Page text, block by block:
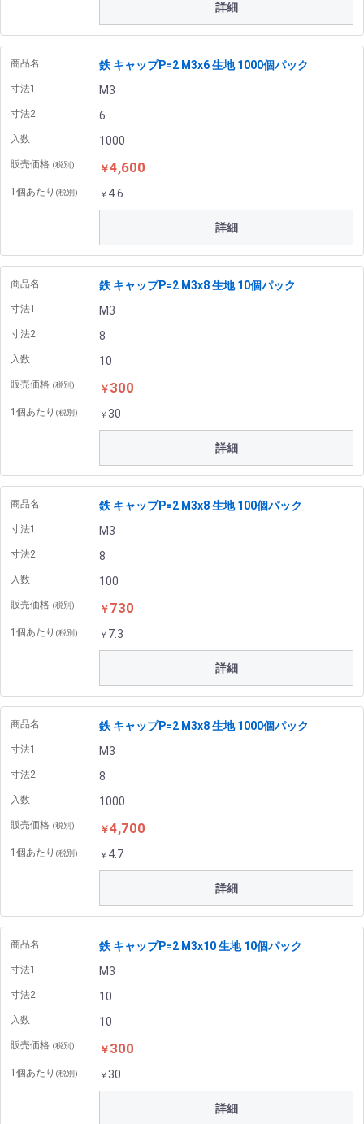
詳細
商品名 鉄 キャップP=2 M3x6 生地 1000個パック
寸法1 M3
寸法2 6
入数 1000
販売価格 (税別) ￥4,600
1個あたり (税別) ￥ 4.6
詳細
商品名 鉄 キャップP=2 M3x8 生地 10個パック
寸法1 M3
寸法2 8
入数 10
販売価格 (税別) ￥ 300
1個あたり (税別) ￥ 30
詳細
商品名 鉄 キャップP=2 M3x8 生地 100個パック
寸法1 M3
寸法2 8
入数 100
販売価格 (税別) ￥ 730
1個あたり (税別) ￥ 7.3
詳細
商品名 鉄 キャップP=2 M3x8 生地 1000個パック
寸法1 M3
寸法2 8
入数 1000
販売価格 (税別) ￥4,700
1個あたり (税別) ￥ 4.7
詳細
商品名 鉄 キャップP=2 M3x10 生地 10個パック
寸法1 M3
寸法2 10
入数 10
販売価格 (税別) ￥ 300
1個あたり (税別) ￥ 30
詳細